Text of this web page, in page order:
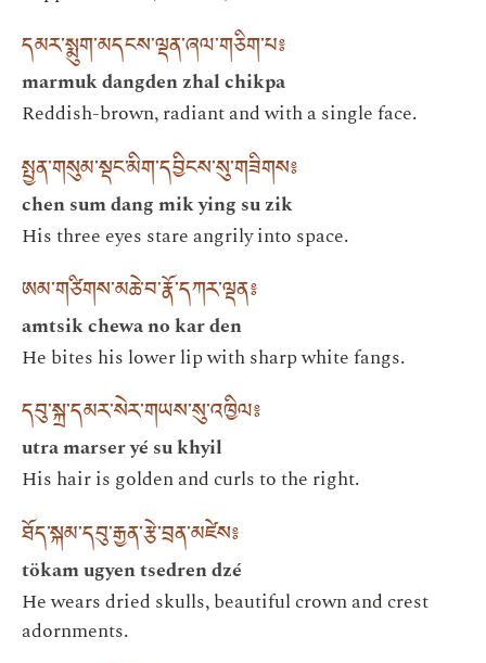
དམར་སྨུག་མདངས་ལྡན་ཞལ་གཅིག་པ༔
marmuk dangden zhal chikpa
Reddish-brown, radiant and with a single face.
སྤྱན་གསུམ་སྡང་མིག་དབྱིངས་སུ་གཟིགས༔
chen sum dang mik ying su zik
His three eyes stare angrily into space.
ཨམ་གཙིགས་མཆེ་བ་རྣོ་དཀར་ལྡན༔
amtsik chewa no kar den
He bites his lower lip with sharp white fangs.
དབུ་སྐྲ་དམར་སེར་གཡས་སུ་འཁྱིལ༔
utra marser yé su khyil
His hair is golden and curls to the right.
ཐོད་སྐམ་དབུ་རྒྱན་རྩེ་བྲན་མཛེས༔
tökam ugyen tsedren dzé
He wears dried skulls, beautiful crown and crest
adornments.